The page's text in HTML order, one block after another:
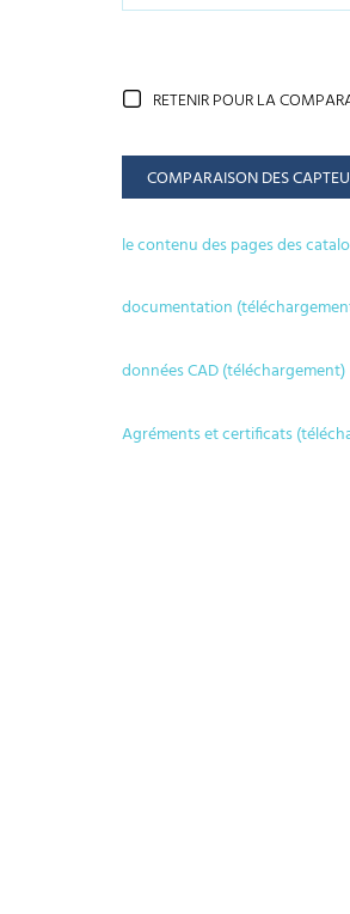
RETENIR POUR LA
COMPARAISON DES
le contenu des pages des
documentation
données CAD (téléchargement)
Agréments et certificats